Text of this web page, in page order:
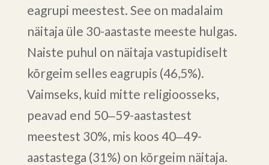
eagrupi meestest. See on madalaim
näitaja üle 30-aastaste meeste hulgas.
Naiste puhul on näitaja vastupidiselt
kõrgeim selles eagrupis (46,5%).
Vaimseks, kuid mitte religioosseks,
peavad end 50‒59-aastastest
meestest 30%, mis koos 40‒49-
aastastega (31%) on kõrgeim näitaja.